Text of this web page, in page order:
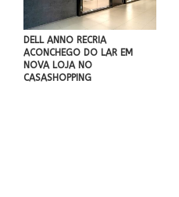
DELL ANNO RECRIA
ACONCHEGO DO LAR EM
NOVA LOJA NO
CASASHOPPING